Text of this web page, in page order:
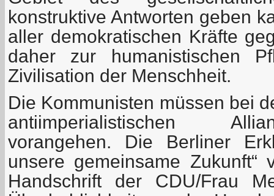
konstruktive Antworten geben
aller demokratischen Kräfte
daher zur humanistischen
Zivilisation der Menschheit.
Die Kommunisten müssen bei
antiimperialistischen
vorangehen. Die Berliner
unsere gemeinsame
Handschrift der CDU/Frau